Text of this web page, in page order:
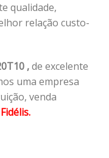
qualidade,
relação custo-
,de excelente
uma empresa
venda